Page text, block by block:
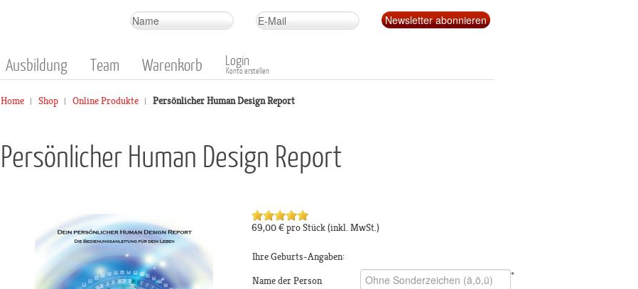
Ausbildung Team Warenkorb Login
Konto erstellen
Home Shop Online Produkte Persönlicher Human Design Report
Persönlicher Human Design Report
69,00 € pro Stück(inkl. MwSt.)
Ihre Geburts-Angaben:
Name der Person
*